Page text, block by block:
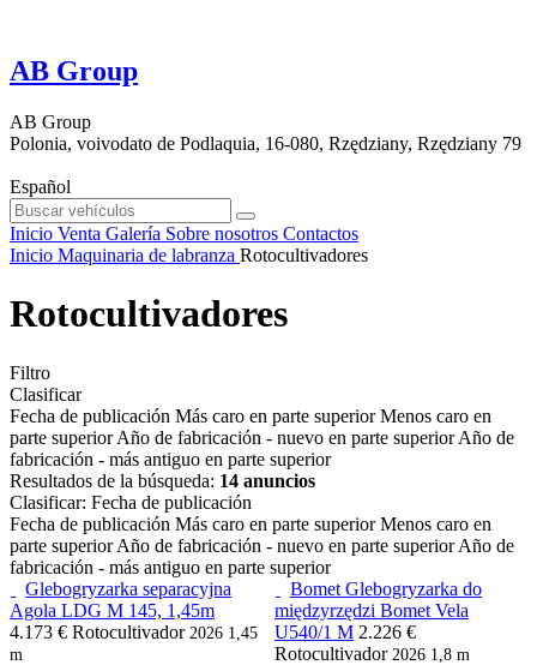
AB Group
AB Group
Polonia, voivodato de Podlaquia, 16-080, Rzędziany, Rzędziany 79
Español
Inicio Venta Galería Sobre nosotros Contactos
Inicio Maquinaria de labranza Rotocultivadores
Rotocultivadores
Filtro
Clasificar
Fecha de publicación Más caro en parte superior Menos caro en
parte superior Año de fabricación - nuevo en parte superior Año de
fabricación - más antiguo en parte superior
Resultados de la búsqueda: 14 anuncios
Clasificar: Fecha de publicación
Fecha de publicación Más caro en parte superior Menos caro en
parte superior Año de fabricación - nuevo en parte superior Año de
fabricación - más antiguo en parte superior
Glebogryzarka separacyjna
Agola LDG M 145, 1,45m
4.173 € Rotocultivador 2026 1,45
m
Bomet Glebogryzarka do
międzyrzędzi Bomet Vela
U540/1 M 2.226 €
Rotocultivador 2026 1,8 m